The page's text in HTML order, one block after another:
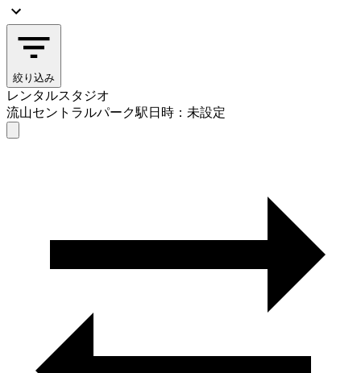
絞り込み
レンタルスタジオ
流山セントラルパーク駅日時：未設定